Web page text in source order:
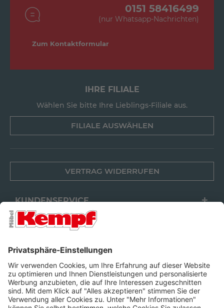
0151 58416499
(nur Whatsapp-Nachrichten)
Zum Kontaktformular
IHRE FILIALE
Wählen Sie bitte Ihre Lieblings-Filiale aus.
FILIALE AUSWÄHLEN
VERTRAG WIDERRUFEN
KUNDENSERVICE
FILIALEN
FOLGEN SIE UNS